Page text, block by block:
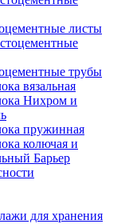
листы
трубы
вязальная
Нихром и
пружинная
колючая и
Барьер